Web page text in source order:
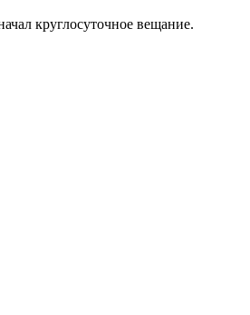
круглосуточное вещание.